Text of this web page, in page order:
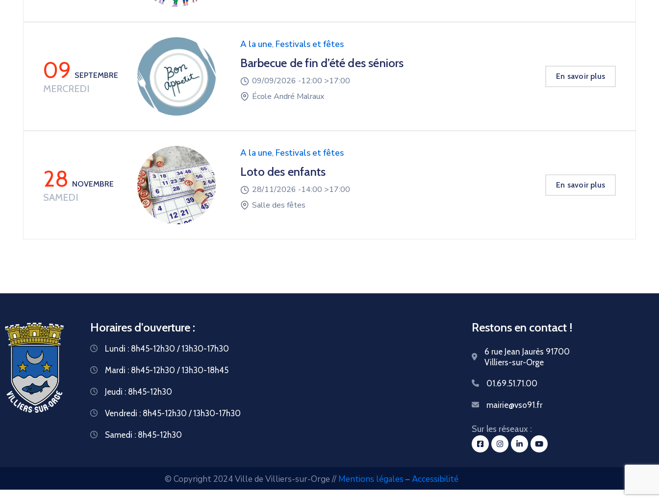
09SEPTEMBRE
MERCREDI
A la une, Festivals et fêtes
Barbecue de fin d’été des séniors
09/09/2026 -12:00 >17:00
École André Malraux
En savoir plus
28NOVEMBRE
SAMEDI
A la une, Festivals et fêtes
Loto des enfants
28/11/2026 -14:00 >17:00
Salle des fêtes
En savoir plus
Horaires d'ouverture :
Lundi : 8h45-12h30 / 13h30-17h30
Mardi : 8h45-12h30 / 13h30-18h45
Jeudi : 8h45-12h30
Vendredi : 8h45-12h30 / 13h30-17h30
Samedi : 8h45-12h30
Restons en contact !
6 rue Jean Jaurès 91700
Villiers-sur-Orge
01.69.51.71.00
mairie@vso91.fr
Sur les réseaux :
© Copyright 2024 Ville de Villiers-sur-Orge // Mentions légales –Accessibilité